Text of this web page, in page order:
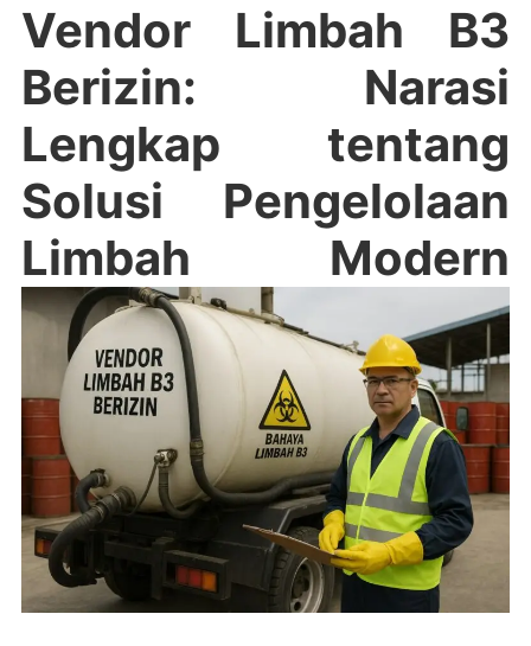
Vendor Limbah B3
Berizin: Narasi
Lengkap tentang
Solusi Pengelolaan
Limbah Modern